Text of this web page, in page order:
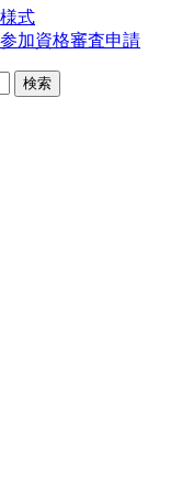
式
加資格審査申請